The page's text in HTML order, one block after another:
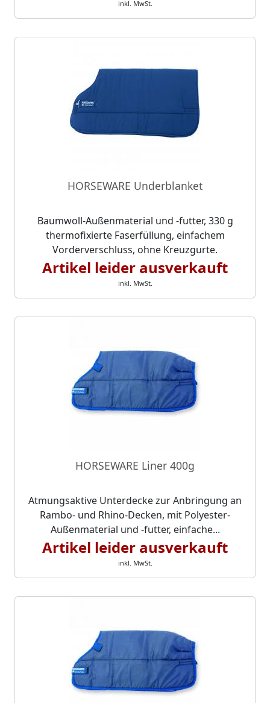
inkl. MwSt.
HORSEWARE Underblanket
Baumwoll-Außenmaterial und -futter, 330 g
thermofixierte Faserfüllung, einfachem
Vorderverschluss, ohne Kreuzgurte.
Artikel leider ausverkauft
inkl. MwSt.
HORSEWARE Liner 400g
Atmungsaktive Unterdecke zur Anbringung an
Rambo- und Rhino-Decken, mit Polyester-
Außenmaterial und -futter, einfache...
Artikel leider ausverkauft
inkl. MwSt.